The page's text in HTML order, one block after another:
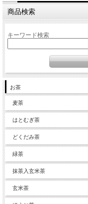
商品検索
キーワード検索
お茶
麦茶
はとむぎ茶
どくだみ茶
緑茶
抹茶入玄米茶
玄米茶